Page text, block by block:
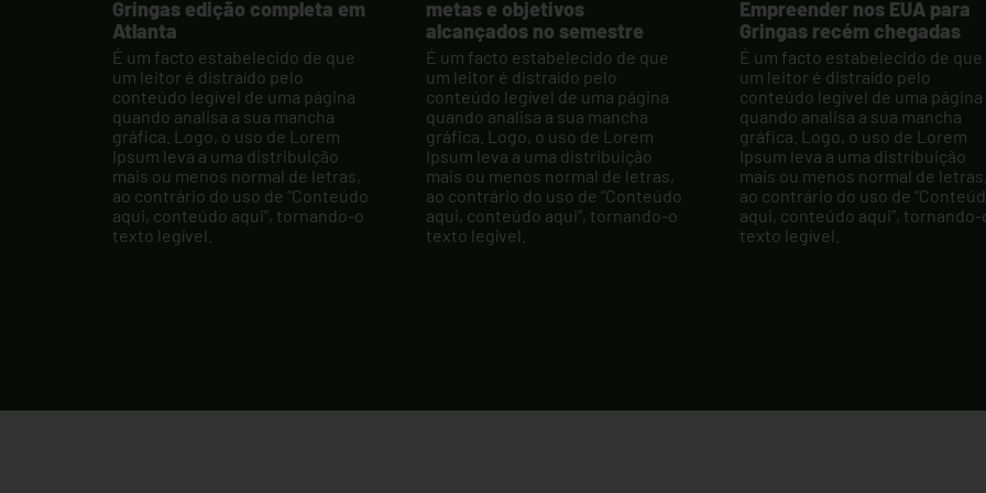
Gringas edição completa em
Atlanta
É um facto estabelecido de que
um leitor é distraído pelo
conteúdo legível de uma página
quando analisa a sua mancha
gráfica. Logo, o uso de Lorem
Ipsum leva a uma distribuição
mais ou menos normal de letras,
ao contrário do uso de “Conteúdo
aqui, conteúdo aqui”, tornando-o
texto legível.
metas e objetivos
alcançados no semestre
É um facto estabelecido de que
um leitor é distraído pelo
conteúdo legível de uma página
quando analisa a sua mancha
gráfica. Logo, o uso de Lorem
Ipsum leva a uma distribuição
mais ou menos normal de letras,
ao contrário do uso de “Conteúdo
aqui, conteúdo aqui”, tornando-o
texto legível.
Empreender nos EUA para
Gringas recém chegadas
É um facto estabelecido de que
um leitor é distraído pelo
conteúdo legível de uma página
quando analisa a sua mancha
gráfica. Logo, o uso de Lorem
Ipsum leva a uma distribuição
mais ou menos normal de
ao contrário do uso de
aqui, conteúdo aqui”, tornando-
texto legível.